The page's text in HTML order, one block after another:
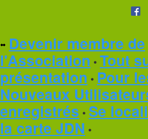
Devenir membre de
l'Association • Tout
présentation • Pour
Nouveaux
enregistrés • Se
la carte JDN •